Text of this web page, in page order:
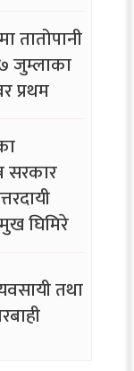
तातोपानी
जुम्लाका
प्रथम
सरकार
घिमिरे
तथा